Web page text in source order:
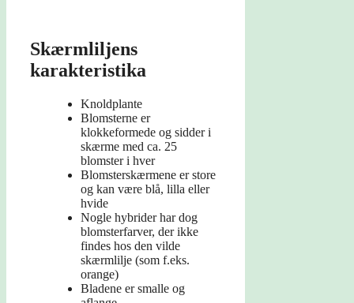
Skærmliljens
karakteristika
Knoldplante
Blomsterne er
klokkeformede og sidder i
skærme med ca. 25
blomster i hver
Blomsterskærmene er store
og kan være blå, lilla eller
hvide
Nogle hybrider har dog
blomsterfarver, der ikke
findes hos den vilde
skærmlilje (som f.eks.
orange)
Bladene er smalle og